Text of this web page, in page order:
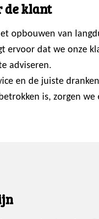
de klant
opbouwen van
ervoor dat we onze
adviseren.
en de juiste
is, zorgen